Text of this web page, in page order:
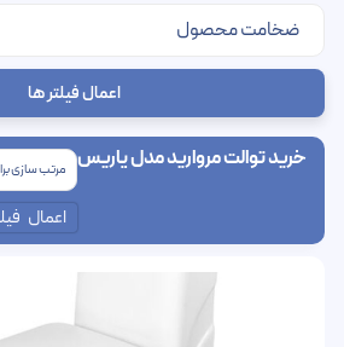
اعمال فیلتر ها
خرید توالت مروارید مدل یاریس
اعمال فیلتر